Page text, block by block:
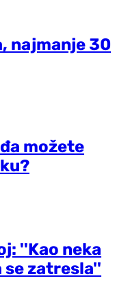
najmanje 30
možete
''Kao neka
se zatresla''